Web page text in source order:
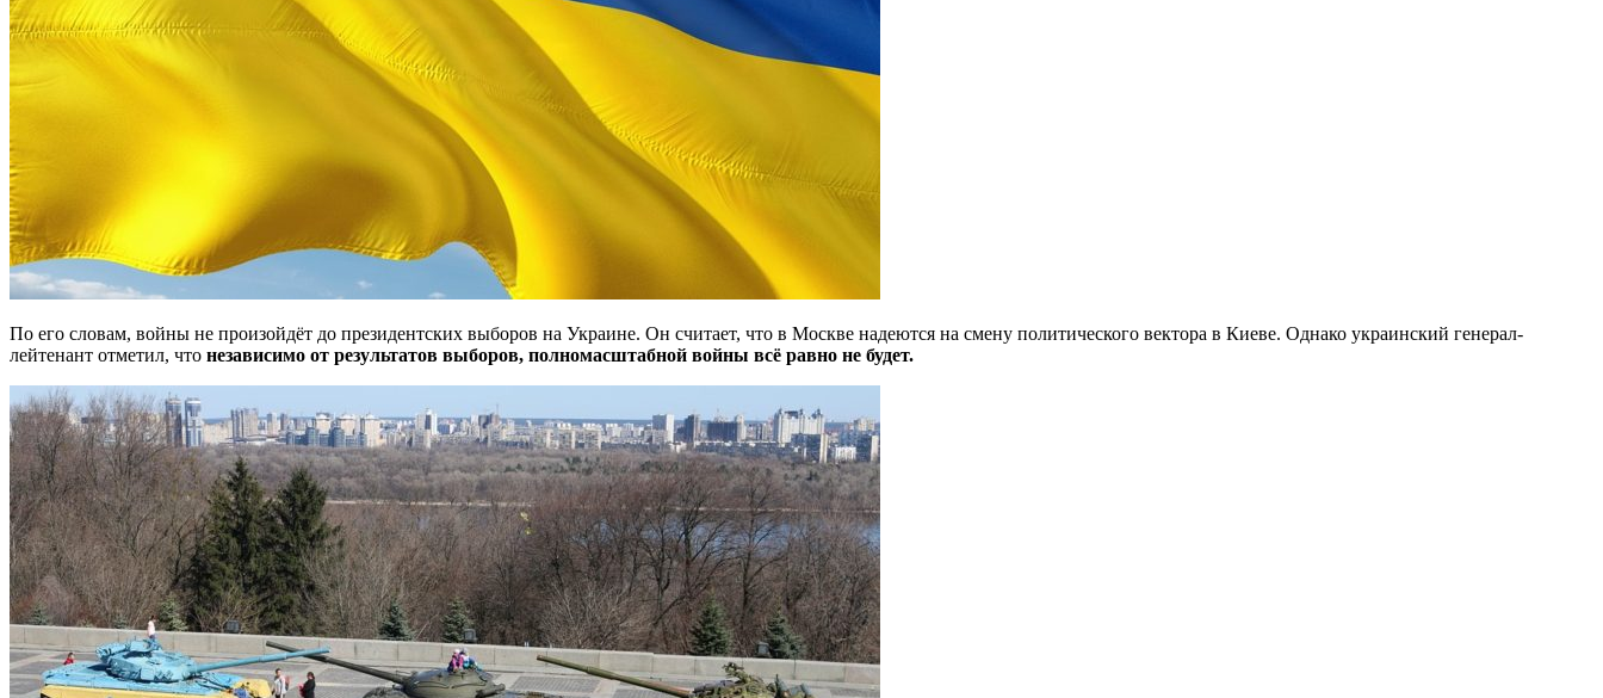
По его словам, войны не произойдёт до президентских выборов на Украине. Он считает, что в Москве надеются на смену политического вектора в Киеве. Однако украинский генерал-
лейтенант отметил, что независимо от результатов выборов, полномасштабной войны всё равно не будет.